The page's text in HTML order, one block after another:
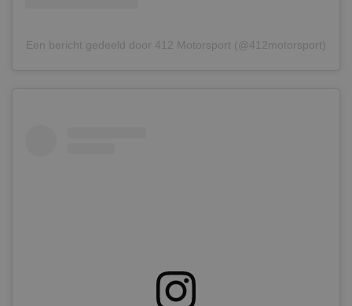
Een bericht gedeeld door 412 Motorsport (@412motorsport)